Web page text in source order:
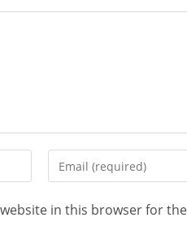
in this browser for